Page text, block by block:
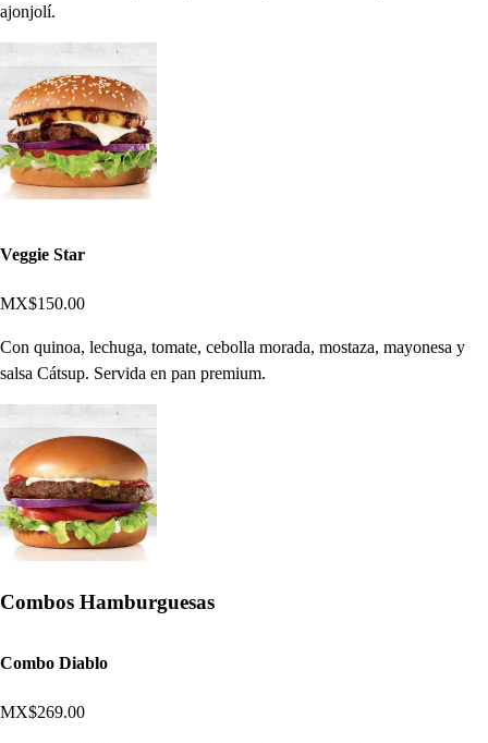
ajonjolí.
Veggie Star
MX$150.00
Con quinoa, lechuga, tomate, cebolla morada, mostaza, mayonesa y
salsa Cátsup. Servida en pan premium.
Combos Hamburguesas
Combo Diablo
MX$269.00